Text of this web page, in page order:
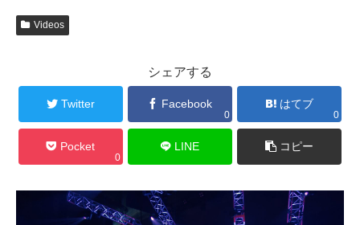
Videos
シェアする
Twitter Facebook
0
はてブ
0
Pocket
0
LINE コピー